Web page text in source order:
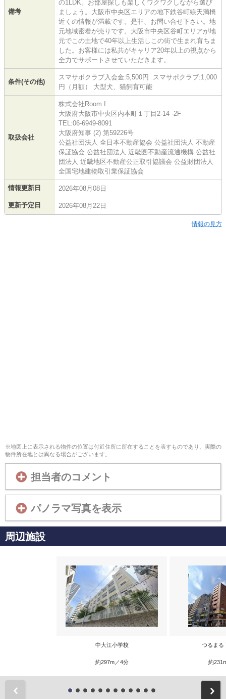
備考
の1LDK。お部屋探しも楽しくワクワクしながら選び
ましょう。大阪市中央区エリアの地下鉄谷町線天満橋
近くの情報が満載です。是非、お問い合せ下さい。地
元地域密着が売りです。大阪市中央区谷町エリアが地
元でこの土地で40年以上生活しこの街で生まれ育ちま
した。お客様には私共がキャリア20年以上の視点から
全力でサポートさせていただきます。
条件(その他)
スマサポクラブ入会金:5,500円 スマサポクラブ:1,000
円（月額） 大型犬、猫飼育可能
取扱会社
株式会社Room I
大阪府大阪市中央区内本町１丁目2-14 -2F
TEL:06-6949-8091
大阪府知事 (2) 第59226号
公益社団法人 全日本不動産協会 公益社団法人 不動産
保証協会 公益社団法人 近畿圏不動産流通機構 公益社
団法人 近畿地区不動産公正取引協議会 公益財団法人
全国宅地建物取引業保証協会
情報更新日 2026年08月08日
更新予定日 2026年08月22日
情報の見方
※地図上に表示される物件の位置は付近住所に所在することを表すものであり、実際の
物件所在地とは異なる場合がございます。
担当者のコメント
パノラマ写真を表示
周辺施設
中大江小学校
約297m／4分
つるまる
約